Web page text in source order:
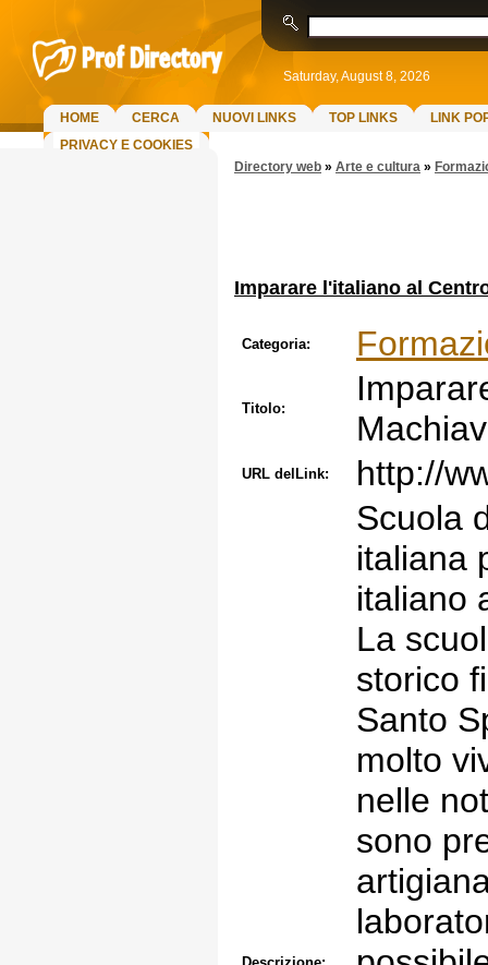
Saturday, August 8, 2026
HOME CERCA NUOVI LINKS TOP LINKS
LINK
PRIVACY E COOKIES
Directory web » Arte e cultura »
Imparare l'italiano al
Categoria:
Titolo:
URL delLink: http://
Scuola
italiana
italiano
La
storico
Santo
molto
nelle
sono